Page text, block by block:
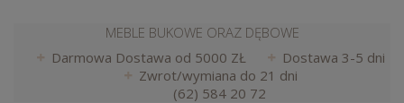
MEBLE BUKOWE ORAZ DĘBOWE
Darmowa Dostawa od 5000 ZŁ
Dostawa 3-5 dni
Zwrot/wymiana do 21 dni
(62) 584 20 72